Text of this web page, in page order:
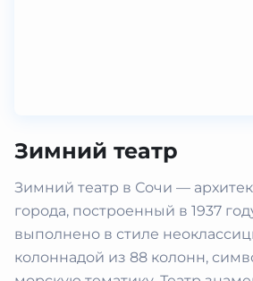
Зимний театр
Зимний театр в Сочи —
города, построенный в 1937
выполнено в стиле
колоннадой из 88 колонн,